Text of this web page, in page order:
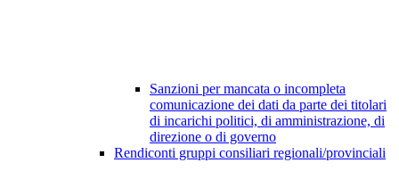
Sanzioni per mancata o incompleta
comunicazione dei dati da parte dei titolari
di incarichi politici, di amministrazione, di
direzione o di governo
Rendiconti gruppi consiliari regionali/provinciali